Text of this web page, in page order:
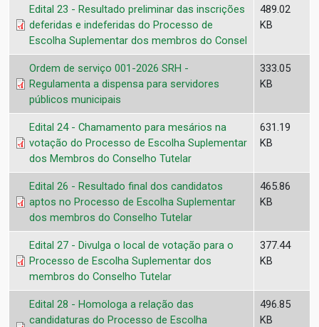
Edital 23 - Resultado preliminar das inscrições
deferidas e indeferidas do Processo de
Escolha Suplementar dos membros do Consel
489.02
KB
Ordem de serviço 001-2026 SRH -
Regulamenta a dispensa para servidores
públicos municipais
333.05
KB
Edital 24 - Chamamento para mesários na
votação do Processo de Escolha Suplementar
dos Membros do Conselho Tutelar
631.19
KB
Edital 26 - Resultado final dos candidatos
aptos no Processo de Escolha Suplementar
dos membros do Conselho Tutelar
465.86
KB
Edital 27 - Divulga o local de votação para o
Processo de Escolha Suplementar dos
membros do Conselho Tutelar
377.44
KB
Edital 28 - Homologa a relação das
candidaturas do Processo de Escolha
496.85
KB